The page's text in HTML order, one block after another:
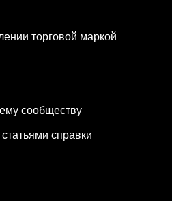
торговой маркой
сообществу
справки